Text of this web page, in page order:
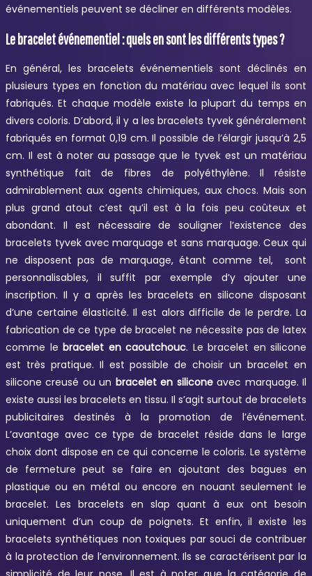
événementiels peuvent se décliner en différents modèles.
Le bracelet événementiel : quels en sont les différents types ?
En général, les bracelets événementiels sont déclinés en
plusieurs types en fonction du matériau avec lequel ils sont
fabriqués. Et chaque modèle existe la plupart du temps en
divers coloris. D’abord, il y a les bracelets tyvek généralement
fabriqués en format 0,19 cm. Il possible de l’élargir jusqu’à 2,5
cm. Il est à noter au passage que le tyvek est un matériau
synthétique fait de fibres de polyéthylène. Il résiste
admirablement aux agents chimiques, aux chocs. Mais son
plus grand atout c’est qu’il est à la fois peu coûteux et
abondant. Il est nécessaire de souligner l’existence des
bracelets tyvek avec marquage et sans marquage. Ceux qui
ne disposent pas de marquage, étant comme tel, sont
personnalisables, il suffit par exemple d’y ajouter une
inscription. Il y a après les bracelets en silicone disposant
d’une certaine élasticité. Il est alors difficile de le perdre. La
fabrication de ce type de bracelet ne nécessite pas de latex
comme le bracelet en caoutchouc. Le bracelet en silicone
est très pratique. Il est possible de choisir un bracelet en
silicone creusé ou un bracelet en siliconeavec marquage. Il
existe aussi les bracelets en tissu. Il s’agit surtout de bracelets
publicitaires destinés à la promotion de l’événement.
L’avantage avec ce type de bracelet réside dans le large
choix dont dispose en ce qui concerne le coloris. Le système
de fermeture peut se faire en ajoutant des bagues en
plastique ou en métal ou encore en nouant seulement le
bracelet. Les bracelets en slap quant à eux ont besoin
uniquement d’un coup de poignets. Et enfin, il existe les
bracelets synthétiques non toxiques par souci de contribuer
à la protection de l’environnement. Ils se caractérisent par la